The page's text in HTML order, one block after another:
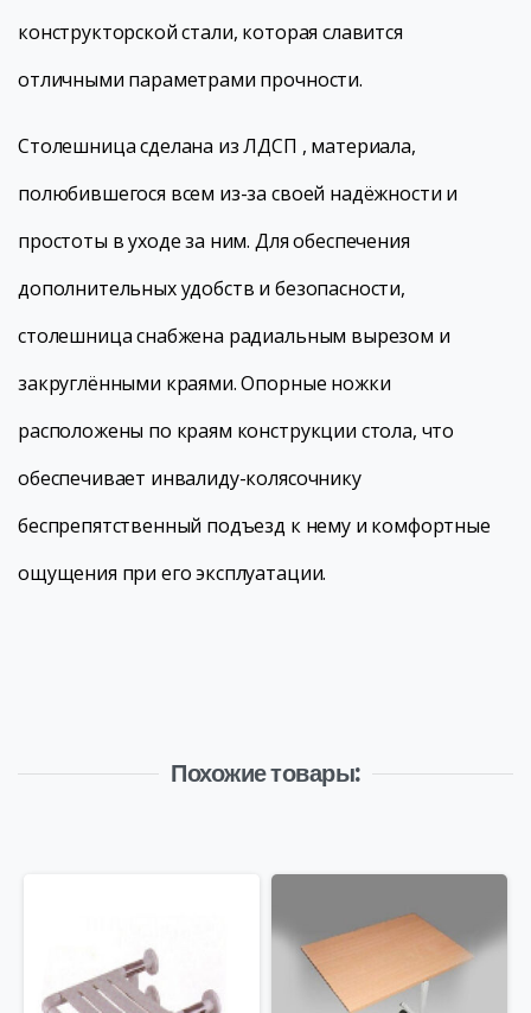
конструкторской стали, которая славится
отличными параметрами прочности.
Столешница сделана из ЛДСП , материала,
полюбившегося всем из-за своей надёжности и
простоты в уходе за ним. Для обеспечения
дополнительных удобств и безопасности,
столешница снабжена радиальным вырезом и
закруглёнными краями. Опорные ножки
расположены по краям конструкции стола, что
обеспечивает инвалиду-колясочнику
беспрепятственный подъезд к нему и комфортные
ощущения при его эксплуатации.
Похожие товары: